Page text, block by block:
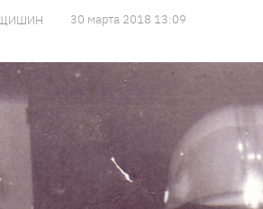
30 марта 2018 13:09